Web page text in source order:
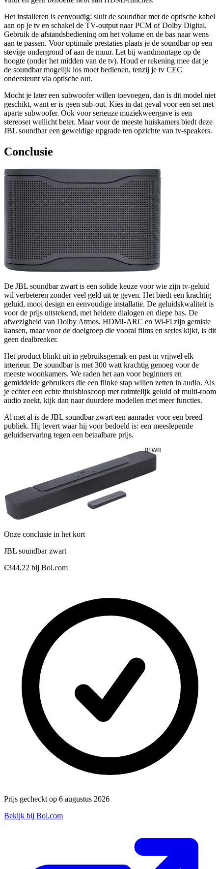
Het installeren is eenvoudig: sluit de soundbar met de optische kabel
aan op je tv en schakel de TV-output naar PCM of Dolby Digital.
Gebruik de afstandsbediening om het volume en de bas naar wens
aan te passen. Voor optimale prestaties plaats je de soundbar op een
stevige ondergrond of aan de muur. Let bij wandmontage op de
hoogte (onder het midden van de tv). Houd er rekening mee dat je
de soundbar mogelijk los moet bedienen, tenzij je tv CEC
ondersteunt via optische out.
Mocht je later een subwoofer willen toevoegen, dan is dit model niet
geschikt, want er is geen sub-out. Kies in dat geval voor een set met
aparte subwoofer. Ook voor serieuze muziekweergave is een
stereoset wellicht beter. Maar voor de meeste huiskamers biedt deze
JBL soundbar een geweldige upgrade ten opzichte van tv-speakers.
Conclusie
De JBL soundbar zwart is een solide keuze voor wie zijn tv-geluid
wil verbeteren zonder veel geld uit te geven. Het biedt een krachtig
geluid, mooi design en eenvoudige installatie. De geluidskwaliteit is
voor de prijs uitstekend, met heldere dialogen en diepe bas. De
afwezigheid van Dolby Atmos, HDMI-ARC en Wi-Fi zijn gemiste
kansen, maar voor de doelgroep die vooral films en series kijkt, is dit
geen dealbreaker.
Het product blinkt uit in gebruiksgemak en past in vrijwel elk
interieur. De soundbar is met 300 watt krachtig genoeg voor de
meeste woonkamers. We raden het aan voor beginners en
gemiddelde gebruikers die een flinke stap willen zetten in audio. Als
je echter een echte thuisbioscoop met ruimtelijk geluid of multi-room
audio zoekt, kijk dan naar duurdere modellen met meer functies.
Al met al is de JBL soundbar zwart een aanrader voor een breed
publiek. Hij levert waar hij voor bedoeld is: een meeslepende
geluidservaring tegen een betaalbare prijs.
Onze conclusie in het kort
JBL soundbar zwart
€344,22 bij Bol.com
Prijs gecheckt op 6 augustus 2026
Bekijk bij Bol.com